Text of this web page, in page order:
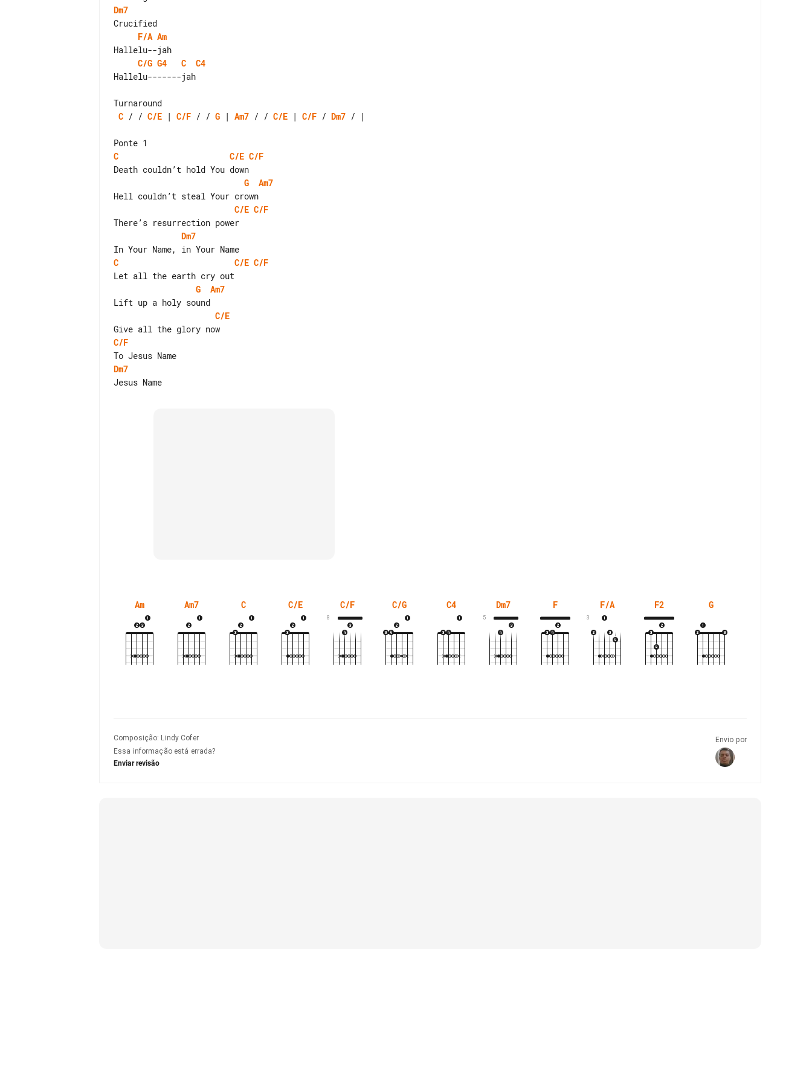
Dm7
F/A Am
C/G G4 C
C4
Hallelu-------jah
C / / C/E | C/F / / G | Am7 / / C/E | C/F / Dm7 / |
C
C/E C/F
G
Am7
C/E C/F
Dm7
C
C/E C/F
G
Am7
C/E
C/F
Dm7
Am Am7 C C/E C/F
8
C/G C4 Dm7
5
F F/A
3
F2 G
Composição: Lindy Cofer
Essa informação está errada?
Enviar revisão
Envio por